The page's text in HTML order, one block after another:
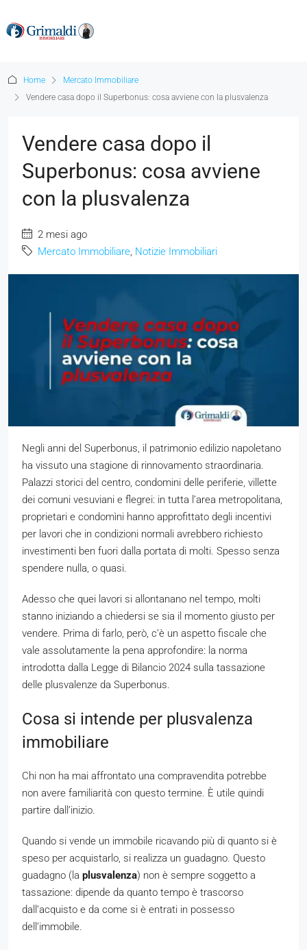
Home
Mercato Immobiliare
Vendere casa dopo il Superbonus: cosa avviene con la plusvalenza
Vendere casa dopo il
Superbonus: cosa avviene
con la plusvalenza
2 mesi ago
Mercato Immobiliare, Notizie Immobiliari
Negli anni del Superbonus, il patrimonio edilizio napoletano
ha vissuto una stagione di rinnovamento straordinaria.
Palazzi storici del centro, condomini delle periferie, villette
dei comuni vesuviani e flegrei: in tutta l’area metropolitana,
proprietari e condomìni hanno approfittato degli incentivi
per lavori che in condizioni normali avrebbero richiesto
investimenti ben fuori dalla portata di molti. Spesso senza
spendere nulla, o quasi.
Adesso che quei lavori si allontanano nel tempo, molti
stanno iniziando a chiedersi se sia il momento giusto per
vendere. Prima di farlo, però, c’è un aspetto fiscale che
vale assolutamente la pena approfondire: la norma
introdotta dalla Legge di Bilancio 2024 sulla tassazione
delle plusvalenze da Superbonus.
Cosa si intende per plusvalenza
immobiliare
Chi non ha mai affrontato una compravendita potrebbe
non avere familiarità con questo termine. È utile quindi
partire dall’inizio.
Quando si vende un immobile ricavando più di quanto si è
speso per acquistarlo, si realizza un guadagno. Questo
guadagno (la plusvalenza) non è sempre soggetto a
tassazione: dipende da quanto tempo è trascorso
dall’acquisto e da come si è entrati in possesso
dell’immobile.